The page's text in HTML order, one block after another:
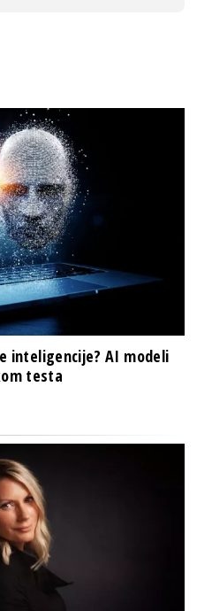
inteligencije? AI modeli
testa